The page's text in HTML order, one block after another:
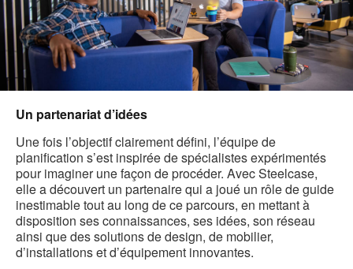
Un partenariat d’idées
Une fois l’objectif clairement défini, l’équipe de
planification s’est inspirée de spécialistes expérimentés
pour imaginer une façon de procéder. Avec Steelcase,
elle a découvert un partenaire qui a joué un rôle de guide
inestimable tout au long de ce parcours, en mettant à
disposition ses connaissances, ses idées, son réseau
ainsi que des solutions de design, de mobilier,
d’installations et d’équipement innovantes.